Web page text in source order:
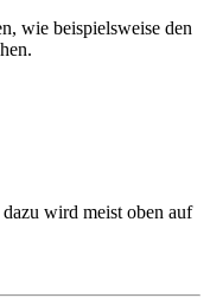
wie beispielsweise den
wird meist oben auf